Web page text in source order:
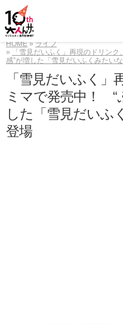
HOME
ライフ
「雪見だいふく」再現のドリン
感”が増した「雪見だいふくみたい
「雪見だいふく」
ミマで発売中！ “
した「雪見だいふ
登場